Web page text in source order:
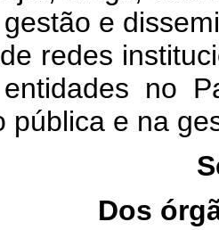
e
redes
no
pública e na
Dos